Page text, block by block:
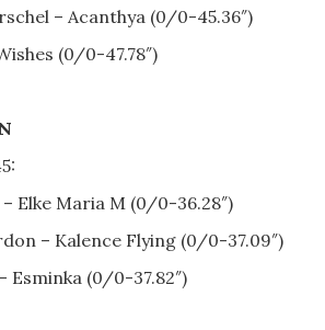
– Acanthya (0/0-45.36″)
(0/0-47.78″)
– Elke Maria M (0/0-36.28″)
– Kalence Flying (0/0-37.09″)
Esminka (0/0-37.82″)